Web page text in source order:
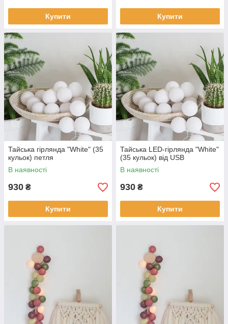
Купити Купити
Тайська гірлянда "White" (35
кульок) петля
В наявності
930 ₴
Купити
Тайська LED-гірлянда "White"
(35 кульок) від USB
В наявності
930 ₴
Купити